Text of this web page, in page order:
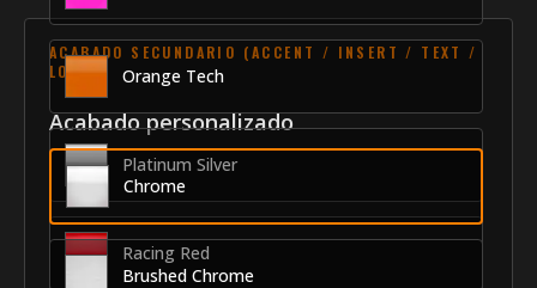
Orange Tech
Platinum Silver
Racing Red
ACABADO SECUNDARIO (ACCENT / INSERT / TEXT /
LOGO)
Acabado personalizado
Chrome
Brushed Chrome